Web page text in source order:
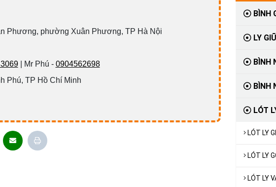
Phương, phường Xuân Phương, TP Hà Nội
| Mr Phú - 0904562698
Phú, TP Hồ Chí Minh
BÌNH
LY
BÌNH
BÌNH
LÓT
LÓT LY
LÓT LY
LÓT LY